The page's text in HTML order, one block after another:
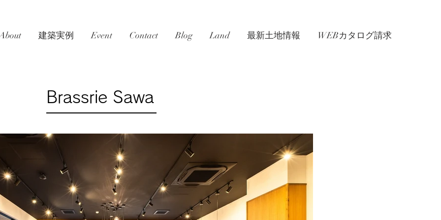
建築実例 Event Contact Blog Land 最新土地情報 WEBカタログ請求
Brassrie Sawa